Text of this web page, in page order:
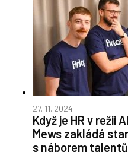
27. 11. 2024
Když je HR v režii
Mews zakládá
s náborem